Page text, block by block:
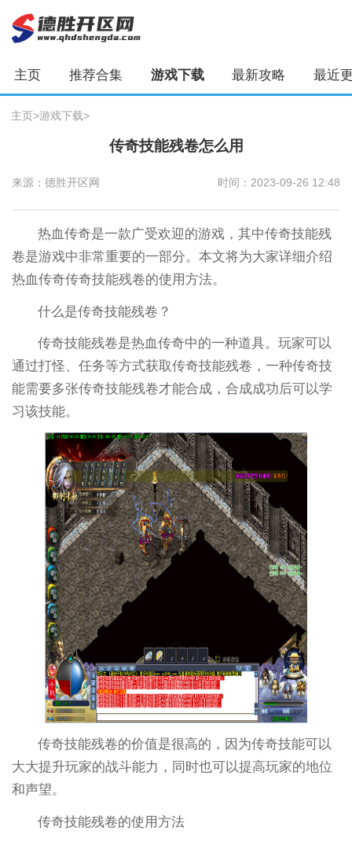
主页 推荐合集 游戏下载 最新攻略 最近
主页>游戏下载>
传奇技能残卷怎么用
来源：德胜开区网 时间：2023-09-26 12:48
热血传奇是一款广受欢迎的游戏，其中传奇技能残
卷是游戏中非常重要的一部分。本文将为大家详细介绍
热血传奇传奇技能残卷的使用方法。
什么是传奇技能残卷？
传奇技能残卷是热血传奇中的一种道具。玩家可以
通过打怪、任务等方式获取传奇技能残卷，一种传奇技
能需要多张传奇技能残卷才能合成，合成成功后可以学
习该技能。
传奇技能残卷的价值是很高的，因为传奇技能可以
大大提升玩家的战斗能力，同时也可以提高玩家的地位
和声望。
传奇技能残卷的使用方法